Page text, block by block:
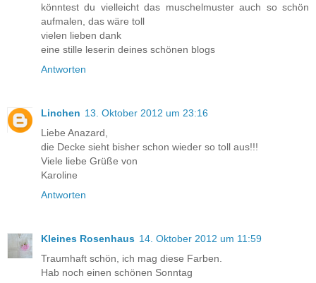
könntest du vielleicht das muschelmuster auch so schön
aufmalen, das wäre toll
vielen lieben dank
eine stille leserin deines schönen blogs
Antworten
Linchen 13. Oktober 2012 um 23:16
Liebe Anazard,
die Decke sieht bisher schon wieder so toll aus!!!
Viele liebe Grüße von
Karoline
Antworten
Kleines Rosenhaus 14. Oktober 2012 um 11:59
Traumhaft schön, ich mag diese Farben.
Hab noch einen schönen Sonntag